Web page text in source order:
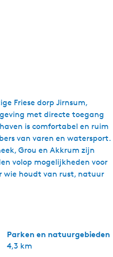
Friese dorp Jirnsum,
met directe toegang
is comfortabel en ruim
van varen en watersport.
Grou en Akkrum zijn
volop mogelijkheden voor
wie houdt van rust, natuur
Parken en natuurgebieden
4,3 km